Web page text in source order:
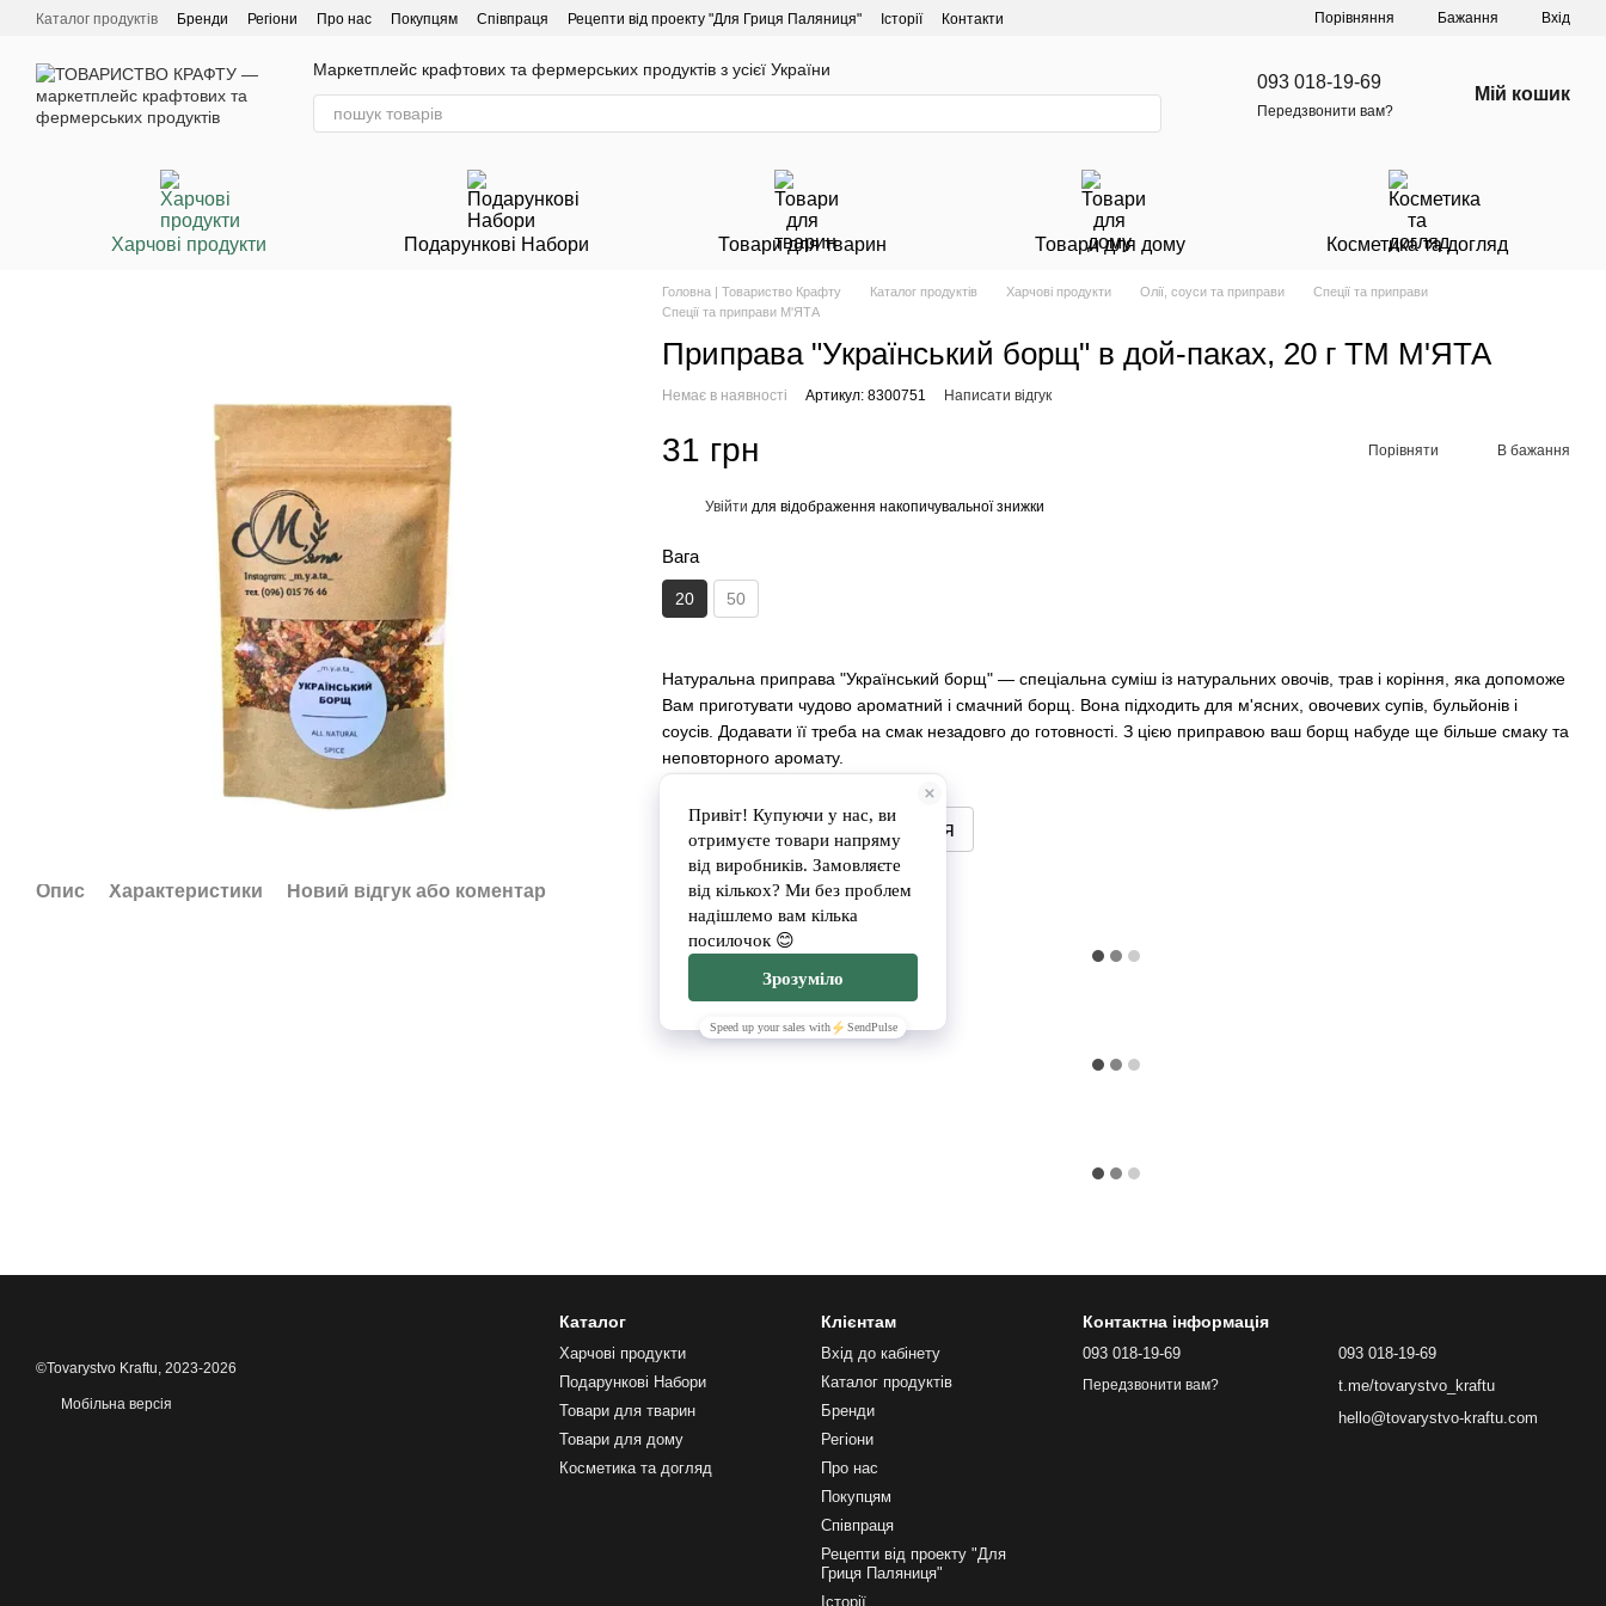
Перейти до основного контенту
Каталог продуктів Бренди Регіони Про нас Покупцям Співпраця Рецепти від проекту "Для Гриця Паляниця" Історії Контакти Порівняння Бажання Вхід
Маркетплейс крафтових та фермерських продуктів з усієї України
093 018-19-69
Передзвонити вам?
Мій кошик
Харчові продукти Подарункові Набори Товари для тварин Товари для дому Косметика та догляд
Опис Характеристики Новий відгук або коментар
Головна | Товариство Крафту Каталог продуктів Харчові продукти Олії, соуси та приправи
Спеції та приправи
Спеції та приправи М'ЯТА
Приправа "Український борщ" в дой-паках, 20 г ТМ М'ЯТА
Немає в наявності Артикул: 8300751 Написати відгук
31 грн Порівняти В бажання
Увійти для відображення накопичувальної знижки
Вага
20 50
Натуральна приправа "Український борщ" — спеціальна суміш із натуральних овочів, трав і коріння, яка допоможе
Вам приготувати чудово ароматний і смачний борщ. Вона підходить для м'ясних, овочевих супів, бульйонів і
соусів. Додавати її треба на смак незадовго до готовності. З цією приправою ваш борщ набуде ще більше смаку та
неповторного аромату.
Повідомити, коли з'явиться
Доставка Оплата
©Tovarystvo Kraftu, 2023-2026
Мобільна версія
Каталог
Харчові продукти
Подарункові Набори
Товари для тварин
Товари для дому
Косметика та догляд
Клієнтам
Вхід до кабінету
Каталог продуктів
Бренди
Регіони
Про нас
Покупцям
Співпраця
Рецепти від проекту "Для
Гриця Паляниця"
Історії
Контактна інформація
093 018-19-69
Передзвонити вам?
093 018-19-69
t.me/tovarystvo_kraftu
hello@tovarystvo-kraftu.com